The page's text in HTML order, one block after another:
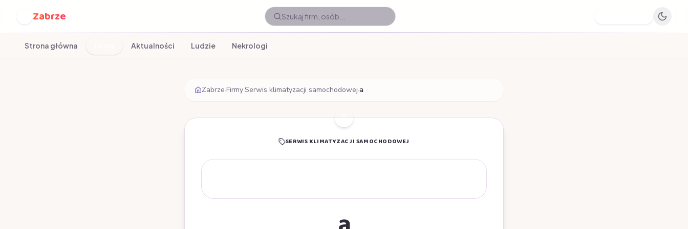
Zabrze
Strona główna Aktualności Ludzie Nekrologi
Zabrze·Firmy·Serwis klimatyzacji samochodowej·a
SERWIS KLIMATYZACJI SAMOCHODOWEJ